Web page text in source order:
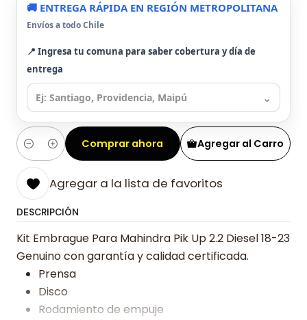
🚚 ENTREGA RÁPIDA EN REGIÓN METROPOLITANA
Envíos a todo Chile
📍 Ingresa tu comuna para saber cobertura y día de
entrega
⌄
Cantidad
Agregar al Carro
Comprar ahora
Agregar a la lista de favoritos
DESCRIPCIÓN
Kit Embrague Para Mahindra Pik Up 2.2 Diesel 18-23
Genuino con garantía y calidad certificada.
Prensa
Disco
Rodamiento de empuje